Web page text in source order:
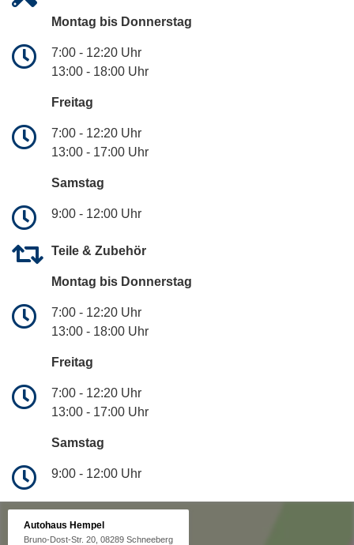
Montag bis Donnerstag
7:00 - 12:20 Uhr
13:00 - 18:00 Uhr
Freitag
7:00 - 12:20 Uhr
13:00 - 17:00 Uhr
Samstag
9:00 - 12:00 Uhr
Teile & Zubehör
Montag bis Donnerstag
7:00 - 12:20 Uhr
13:00 - 18:00 Uhr
Freitag
7:00 - 12:20 Uhr
13:00 - 17:00 Uhr
Samstag
9:00 - 12:00 Uhr
Autohaus Hempel
Bruno-Dost-Str. 20, 08289 Schneeberg